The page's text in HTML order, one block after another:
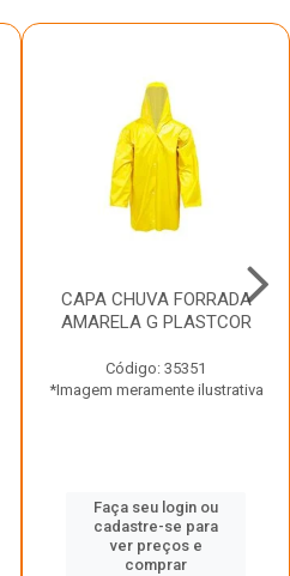
CAPA CHUVA FORRADA
AMARELA G PLASTCOR
Código: 35351
*Imagem meramente ilustrativa
Faça seu login ou
cadastre-se para
ver preços e
comprar